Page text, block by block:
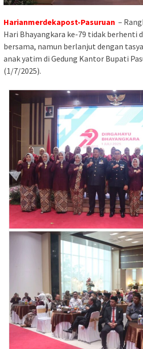
Harianmerdekapost-Pasuruan –
Hari Bhayangkara ke-79 tidak berhenti
bersama, namun berlanjut dengan
anak yatim di Gedung Kantor Bupati
(1/7/2025).